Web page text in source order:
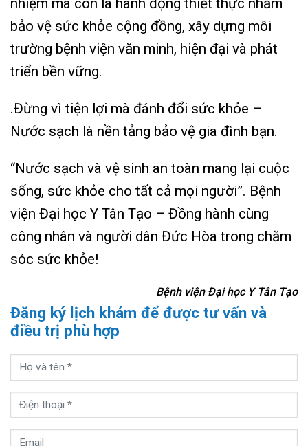
nhiệm mà còn là hành động thiết thực nhằm
bảo vệ sức khỏe cộng đồng, xây dựng môi
trường bệnh viện văn minh, hiện đại và phát
triển bền vững.
.Đừng vì tiện lợi mà đánh đổi sức khỏe –
Nước sạch là nền tảng bảo vệ gia đình bạn.
“Nước sạch và vệ sinh an toàn mang lại cuộc
sống, sức khỏe cho tất cả mọi người”. Bệnh
viện Đại học Y Tân Tạo – Đồng hành cùng
công nhân và người dân Đức Hòa trong chăm
sóc sức khỏe!
Bệnh viện Đại học Y Tân Tạo
Đăng ký lịch khám để được tư vấn và
điều trị phù hợp